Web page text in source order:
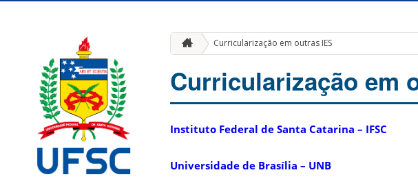
Curricularização em outras IES
Curricularização em
Instituto Federal de Santa Catarina – IFSC
Universidade de Brasília – UNB